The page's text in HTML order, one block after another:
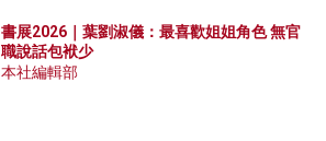
書展2026｜葉劉淑儀：最喜歡姐姐角色 無官
職說話包袱少
本社編輯部